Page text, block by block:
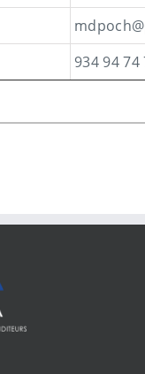
934 94 74